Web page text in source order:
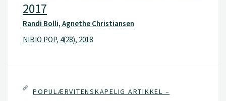
2017
Randi Bolli, Agnethe Christiansen
NIBIO POP, 4(28), 2018
POPULÆRVITENSKAPELIG ARTIKKEL –